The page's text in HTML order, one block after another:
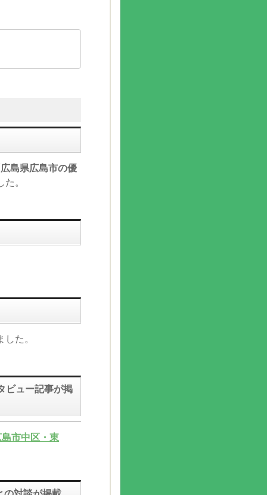
島県広島市の優
。
た。
ビュー記事が掲
市中区・東